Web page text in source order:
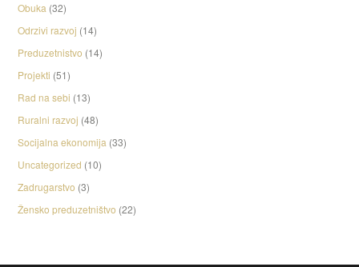
Obuka (32)
Odrzivi razvoj (14)
Preduzetnistvo (14)
Projekti (51)
Rad na sebi (13)
Ruralni razvoj (48)
Socijalna ekonomija (33)
Uncategorized (10)
Zadrugarstvo (3)
Žensko preduzetništvo (22)